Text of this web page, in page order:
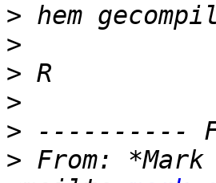
>
>
>
>
>
> From: